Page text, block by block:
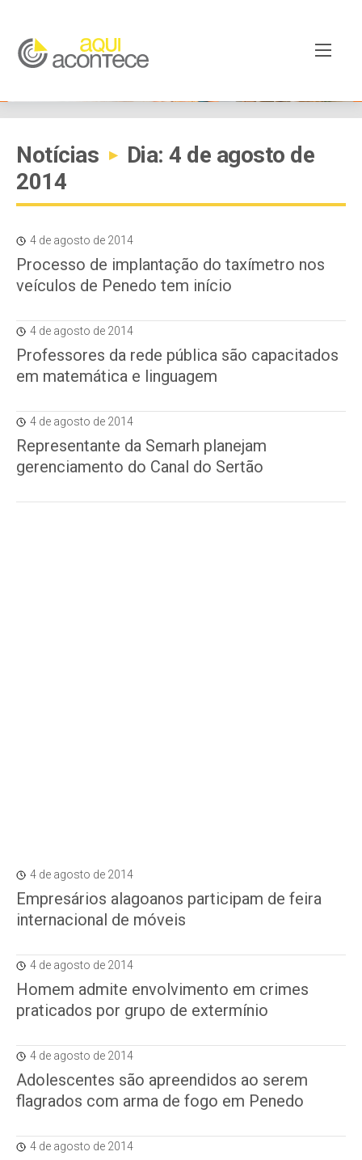
Notícias ▸
Dia: 4 de agosto de
2014
4 de agosto de 2014
Processo de implantação do taxímetro nos
veículos de Penedo tem início
4 de agosto de 2014
Professores da rede pública são capacitados
em matemática e linguagem
4 de agosto de 2014
Representante da Semarh planejam
gerenciamento do Canal do Sertão
4 de agosto de 2014
Empresários alagoanos participam de feira
internacional de móveis
4 de agosto de 2014
Homem admite envolvimento em crimes
praticados por grupo de extermínio
4 de agosto de 2014
Adolescentes são apreendidos ao serem
flagrados com arma de fogo em Penedo
4 de agosto de 2014